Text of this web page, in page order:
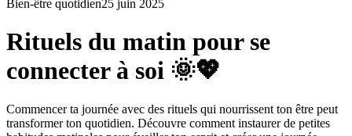
Bien-être quotidien25 juin 2025
Rituels du matin pour se
connecter à soi 🌞💖
Commencer ta journée avec des rituels qui nourrissent ton être peut
transformer ton quotidien. Découvre comment instaurer de petites